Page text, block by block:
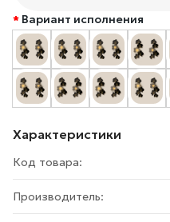
Вариант исполнения
Характеристики
Код товара:
Производитель: